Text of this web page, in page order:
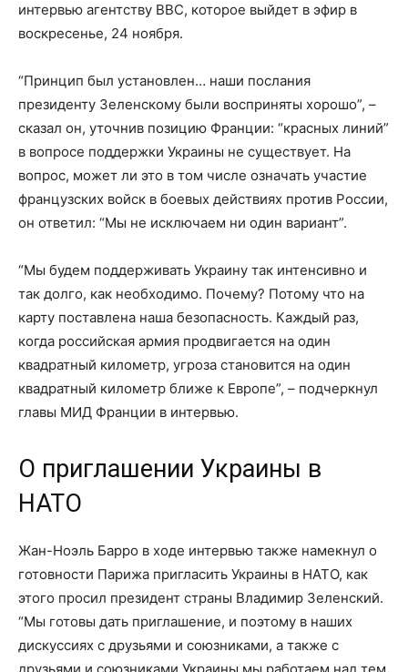
интервью агентству BBC, которое выйдет в эфир в
воскресенье, 24 ноября.
“Принцип был установлен… наши послания
президенту Зеленскому были восприняты хорошо”, –
сказал он, уточнив позицию Франции: “красных линий”
в вопросе поддержки Украины не существует. На
вопрос, может ли это в том числе означать участие
французских войск в боевых действиях против России,
он ответил: “Мы не исключаем ни один вариант”.
“Мы будем поддерживать Украину так интенсивно и
так долго, как необходимо. Почему? Потому что на
карту поставлена ​​наша безопасность. Каждый раз,
когда российская армия продвигается на один
квадратный километр, угроза становится на один
квадратный километр ближе к Европе”, – подчеркнул
главы МИД Франции в интервью.
О приглашении Украины в
НАТО
Жан-Ноэль Барро в ходе интервью также намекнул о
готовности Парижа пригласить Украины в НАТО, как
этого просил президент страны Владимир Зеленский.
“Мы готовы дать приглашение, и поэтому в наших
дискуссиях с друзьями и союзниками, а также с